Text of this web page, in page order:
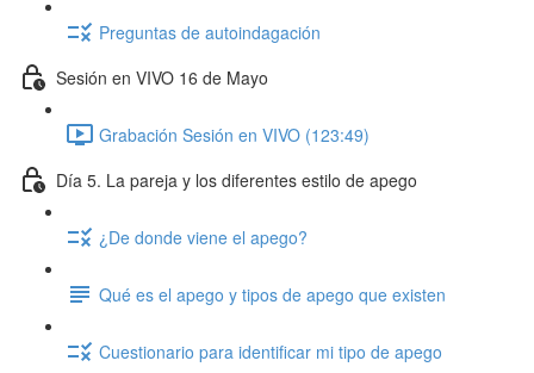
Preguntas de autoindagación
Sesión en VIVO 16 de Mayo
Grabación Sesión en VIVO (123:49)
Día 5. La pareja y los diferentes estilo de apego
¿De donde viene el apego?
Qué es el apego y tipos de apego que existen
Cuestionario para identificar mi tipo de apego